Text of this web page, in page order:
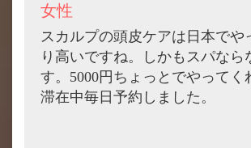
女性
スカルプの頭皮ケアは日本でや
り高いですね。しかもスパなら
す。5000円ちょっとでやってく
滞在中毎日予約しました。